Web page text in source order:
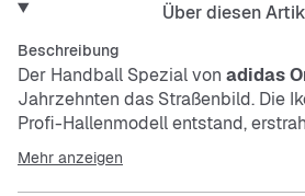
Über diesen
Beschreibung
Der Handball Spezial von adidas
Jahrzehnten das Straßenbild. Die
Profi-Hallenmodell entstand,
frischen, hellen und modernen
Mehr anzeigen